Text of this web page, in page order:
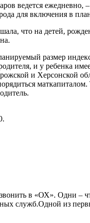
ведется
для включения в
что на детей,
размер
и у ребенка
и Херсонской
в «ОХ». Одни –
служб.Одной из